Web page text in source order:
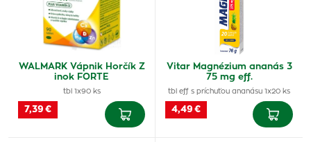
WALMARK Vápnik Horčík Z
inok FORTE
tbl 1x90 ks
7,39 €
Vitar Magnézium ananás 3
75 mg eff.
tbl eff s príchuťou ananásu 1x20 ks
4,49 €